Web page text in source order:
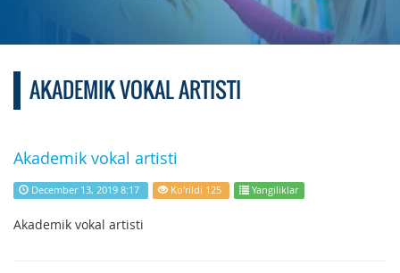
AKADEMIK VOKAL ARTISTI
Akademik vokal artisti
December 13, 2019 8:17 Ko'rildi 125 Yangiliklar
Akademik vokal artisti